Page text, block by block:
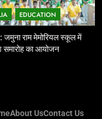
निरीक्षण
EDUCATION
राम मेमोरियल स्कूल में
समारोह का आयोजन
About UsContact Us